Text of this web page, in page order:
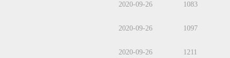
2020-09-26 1083
2020-09-26 1097
2020-09-26 1211